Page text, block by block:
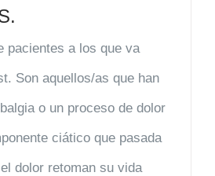
pacientes a los que va
Son aquellos/as que han
o un proceso de dolor
ciático que pasada
dolor retoman su vida